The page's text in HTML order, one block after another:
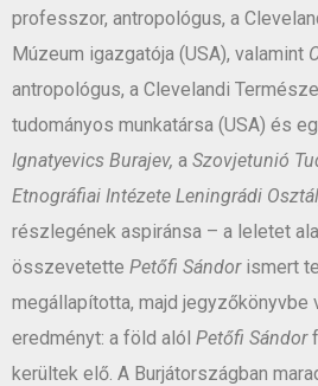
professzor, antropológus, a
Múzeum igazgatója (USA), valamint
antropológus, a Clevelandi
tudományos munkatársa (USA) és
Ignatyevics Burajev, a Szovjetunió
Etnográfiai Intézete Leningrádi
részlegének aspiránsa – a leletet
összevetette Petőfi Sándor ismert
megállapította, majd jegyzőkönyvbe
eredményt: a föld alól Petőfi Sándor
kerültek elő. A Burjátországban